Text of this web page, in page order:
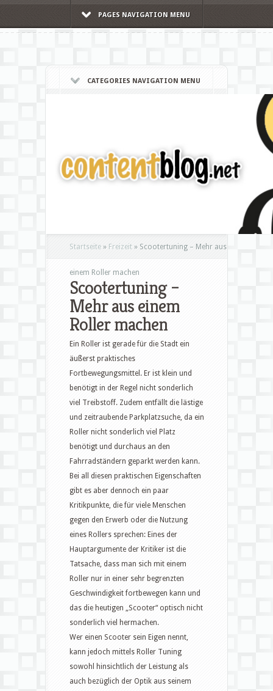
PAGES NAVIGATION MENU
CATEGORIES NAVIGATION MENU
Startseite » Freizeit » Scootertuning – Mehr aus
einem Roller machen
Scootertuning –
Mehr aus einem
Roller machen
Ein Roller ist gerade für die Stadt ein
äußerst praktisches
Fortbewegungsmittel. Er ist klein und
benötigt in der Regel nicht sonderlich
viel Treibstoff. Zudem entfällt die lästige
und zeitraubende Parkplatzsuche, da ein
Roller nicht sonderlich viel Platz
benötigt und durchaus an den
Fahrradständern geparkt werden kann.
Bei all diesen praktischen Eigenschaften
gibt es aber dennoch ein paar
Kritikpunkte, die für viele Menschen
gegen den Erwerb oder die Nutzung
eines Rollers sprechen: Eines der
Hauptargumente der Kritiker ist die
Tatsache, dass man sich mit einem
Roller nur in einer sehr begrenzten
Geschwindigkeit fortbewegen kann und
das die heutigen „Scooter“ optisch nicht
sonderlich viel hermachen.
Wer einen Scooter sein Eigen nennt,
kann jedoch mittels Roller Tuning
sowohl hinsichtlich der Leistung als
auch bezüglich der Optik aus seinem